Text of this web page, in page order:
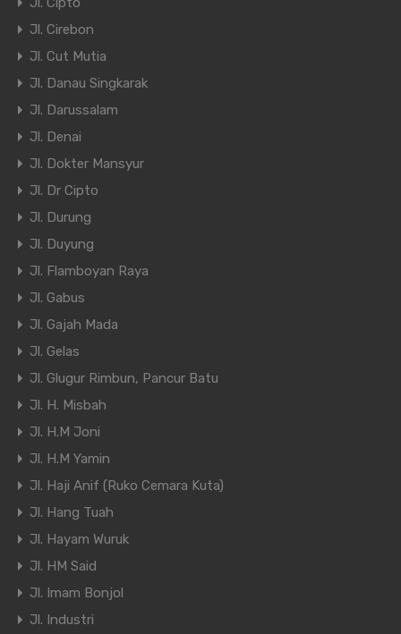
Jl. Cirebon
Jl. Cut Mutia
Jl. Danau Singkarak
Jl. Darussalam
Jl. Denai
Jl. Dokter Mansyur
Jl. Dr Cipto
Jl. Durung
Jl. Duyung
Jl. Flamboyan Raya
Jl. Gabus
Jl. Gajah Mada
Jl. Gelas
Jl. Glugur Rimbun, Pancur Batu
Jl. H. Misbah
Jl. H.M Joni
Jl. H.M Yamin
Jl. Haji Anif (Ruko Cemara Kuta)
Jl. Hang Tuah
Jl. Hayam Wuruk
Jl. HM Said
Jl. Imam Bonjol
Jl. Industri